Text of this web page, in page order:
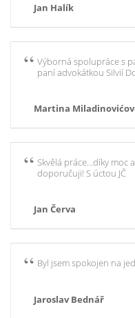
Jan Halík
Výborná spolupráce s
paní advokátkou Silvií
Martina
Skvělá práce...díky moc
doporučuji! S úctou JČ
Jan Červa
Byl jsem spokojen na
Jaroslav Bednář